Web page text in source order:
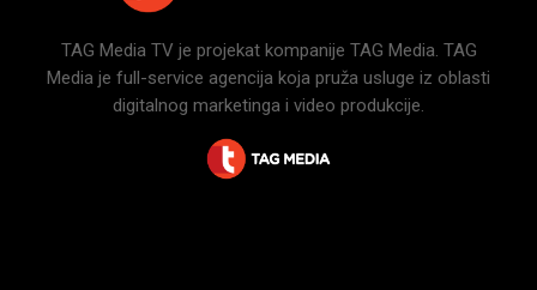
TAG Media TV je projekat kompanije TAG Media. TAG
Media je full-service agencija koja pruža usluge iz oblasti
digitalnog marketinga i video produkcije.